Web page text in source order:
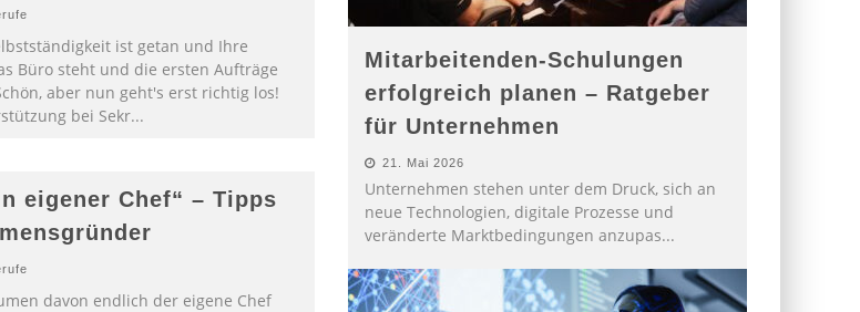
ist getan und Ihre
Büro steht und die ersten Aufträge
aber nun geht's erst richtig los!
bei Sekr...
eigener Chef“ – Tipps
davon endlich der eigene Chef
Mitarbeitenden-Schulungen
erfolgreich planen – Ratgeber
für Unternehmen
21. Mai 2026
Unternehmen stehen unter dem Druck, sich an
neue Technologien, digitale Prozesse und
veränderte Marktbedingungen anzupas...